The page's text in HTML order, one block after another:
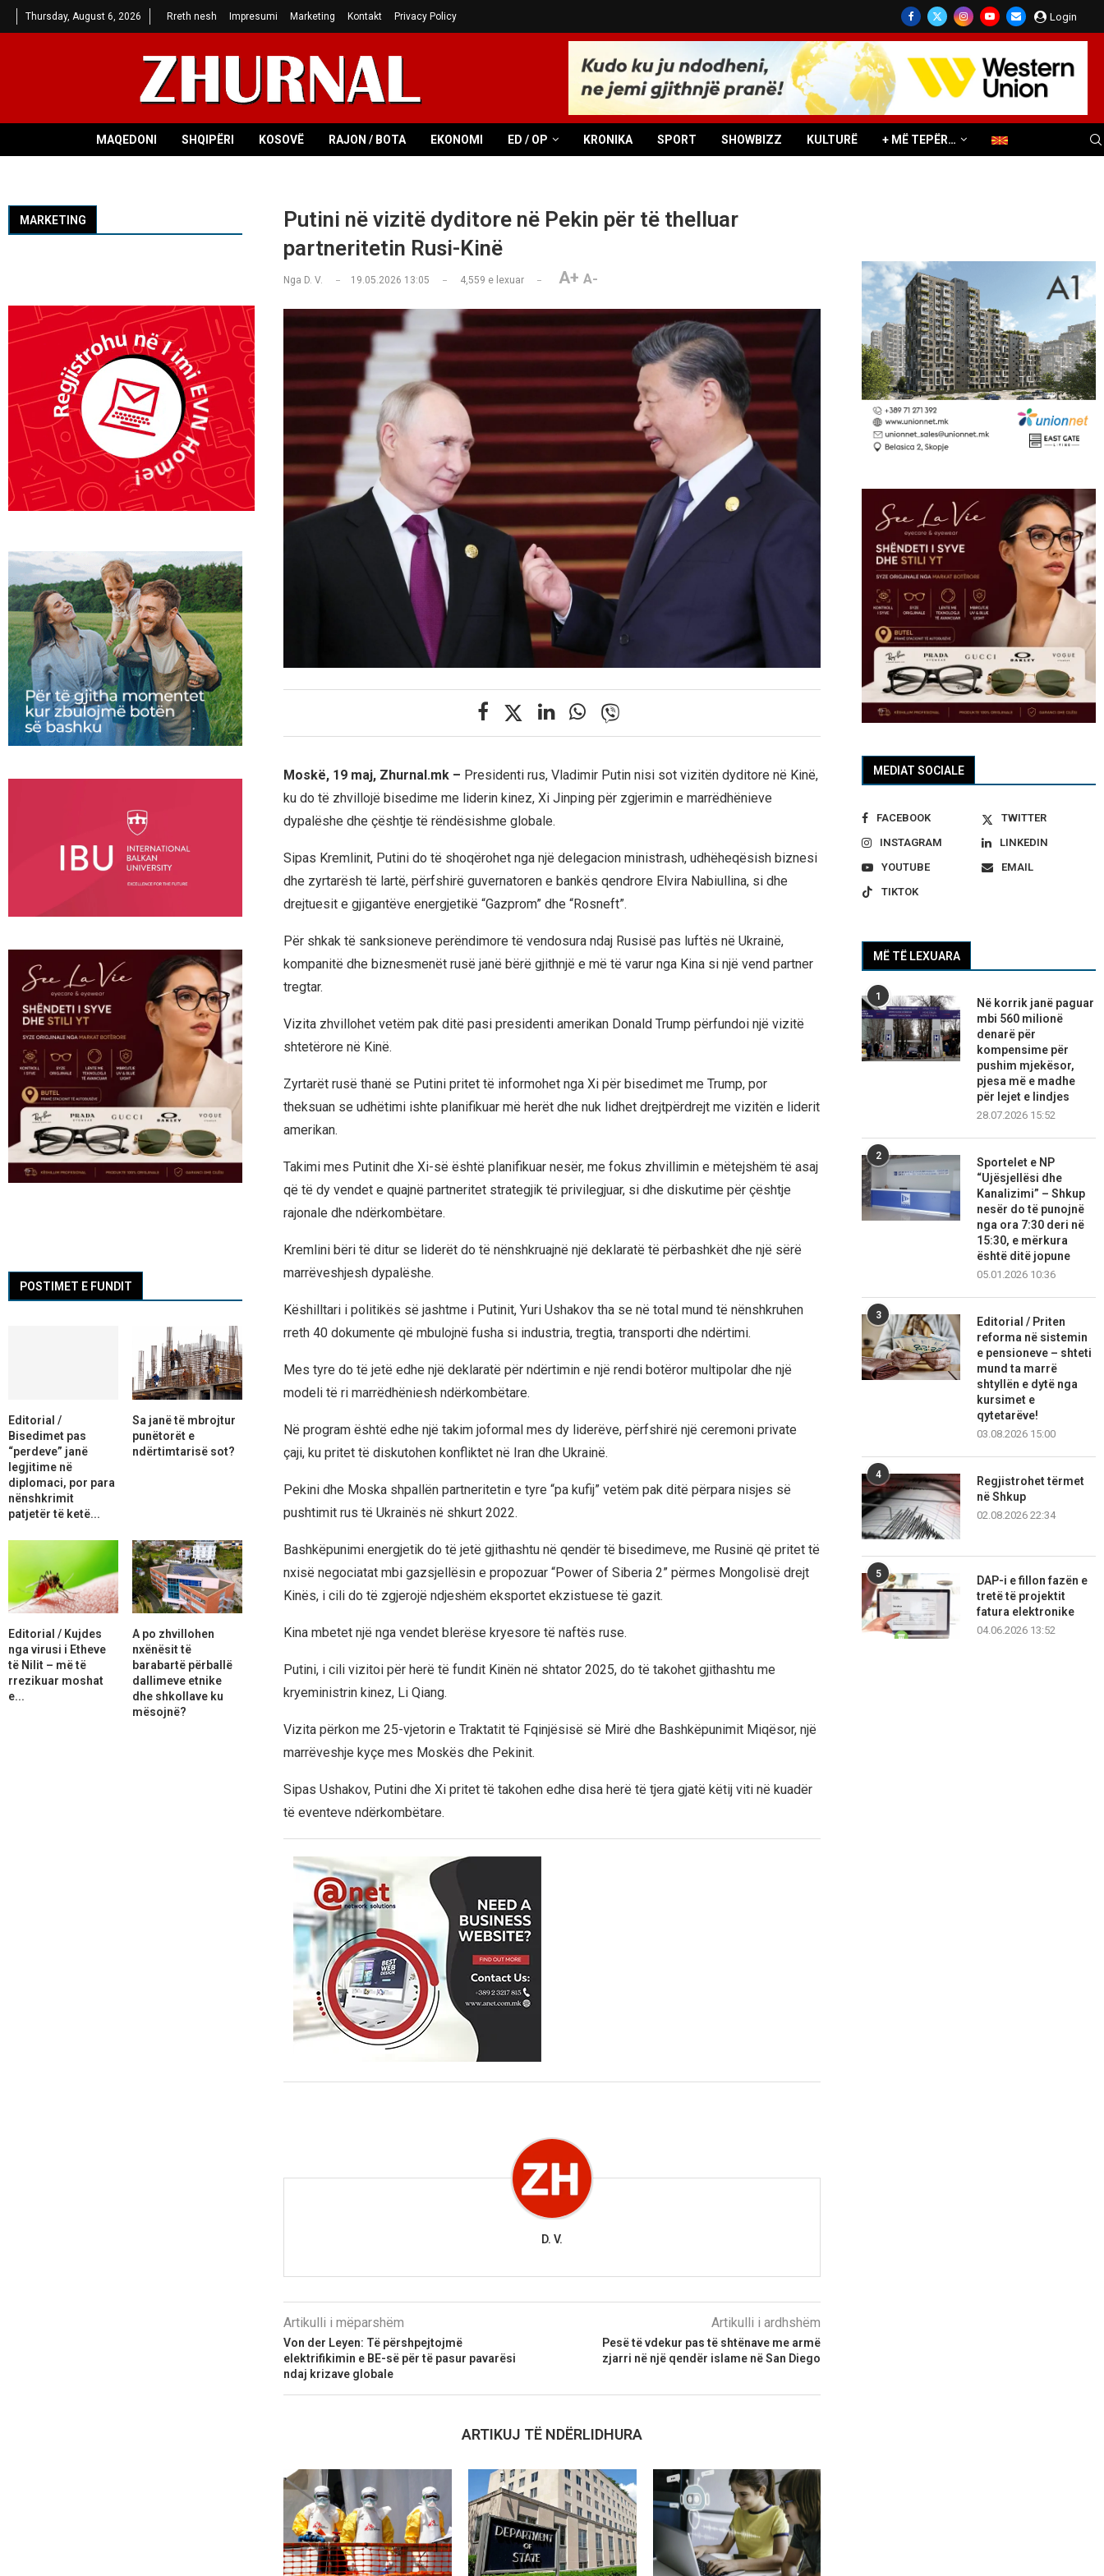
Thursday, August 6, 2026 Rreth nesh Impresumi Marketing Kontakt Privacy Policy Login
MAQEDONI SHQIPËRI KOSOVË RAJON / BOTA EKONOMI ED / OP KRONIKA SPORT SHOWBIZZ KULTURË + MË TEPËR…
Putini në vizitë dyditore në Pekin për të thelluar
partneritetin Rusi-Kinë
Nga D. V. 19.05.2026 13:05 4,559 e lexuar A+ A-
Moskë, 19 maj, Zhurnal.mk – Presidenti rus, Vladimir Putin nisi sot vizitën dyditore në Kinë,
ku do të zhvillojë bisedime me liderin kinez, Xi Jinping për zgjerimin e marrëdhënieve
dypalëshe dhe çështje të rëndësishme globale.
Sipas Kremlinit, Putini do të shoqërohet nga një delegacion ministrash, udhëheqësish biznesi
dhe zyrtarësh të lartë, përfshirë guvernatoren e bankës qendrore Elvira Nabiullina, si dhe
drejtuesit e gjigantëve energjetikë “Gazprom” dhe “Rosneft”.
Për shkak të sanksioneve perëndimore të vendosura ndaj Rusisë pas luftës në Ukrainë,
kompanitë dhe biznesmenët rusë janë bërë gjithnjë e më të varur nga Kina si një vend partner
tregtar.
Vizita zhvillohet vetëm pak ditë pasi presidenti amerikan Donald Trump përfundoi një vizitë
shtetërore në Kinë.
Zyrtarët rusë thanë se Putini pritet të informohet nga Xi për bisedimet me Trump, por
theksuan se udhëtimi ishte planifikuar më herët dhe nuk lidhet drejtpërdrejt me vizitën e liderit
amerikan.
Takimi mes Putinit dhe Xi-së është planifikuar nesër, me fokus zhvillimin e mëtejshëm të asaj
që të dy vendet e quajnë partneritet strategjik të privilegjuar, si dhe diskutime për çështje
rajonale dhe ndërkombëtare.
Kremlini bëri të ditur se liderët do të nënshkruajnë një deklaratë të përbashkët dhe një sërë
marrëveshjesh dypalëshe.
Këshilltari i politikës së jashtme i Putinit, Yuri Ushakov tha se në total mund të nënshkruhen
rreth 40 dokumente që mbulojnë fusha si industria, tregtia, transporti dhe ndërtimi.
Mes tyre do të jetë edhe një deklaratë për ndërtimin e një rendi botëror multipolar dhe një
modeli të ri marrëdhëniesh ndërkombëtare.
Në program është edhe një takim joformal mes dy liderëve, përfshirë një ceremoni private
çaji, ku pritet të diskutohen konfliktet në Iran dhe Ukrainë.
Pekini dhe Moska shpallën partneritetin e tyre “pa kufij” vetëm pak ditë përpara nisjes së
pushtimit rus të Ukrainës në shkurt 2022.
Bashkëpunimi energjetik do të jetë gjithashtu në qendër të bisedimeve, me Rusinë që pritet të
nxisë negociatat mbi gazsjellësin e propozuar “Power of Siberia 2” përmes Mongolisë drejt
Kinës, i cili do të zgjerojë ndjeshëm eksportet ekzistuese të gazit.
Kina mbetet një nga vendet blerëse kryesore të naftës ruse.
Putini, i cili vizitoi për herë të fundit Kinën në shtator 2025, do të takohet gjithashtu me
kryeministrin kinez, Li Qiang.
Vizita përkon me 25-vjetorin e Traktatit të Fqinjësisë së Mirë dhe Bashkëpunimit Miqësor, një
marrëveshje kyçe mes Moskës dhe Pekinit.
Sipas Ushakov, Putini dhe Xi pritet të takohen edhe disa herë të tjera gjatë këtij viti në kuadër
të eventeve ndërkombëtare.
D. V.
Artikulli i mëparshëm
Von der Leyen: Të përshpejtojmë
elektrifikimin e BE-së për të pasur pavarësi
ndaj krizave globale
Artikulli i ardhshëm
Pesë të vdekur pas të shtënave me armë
zjarri në një qendër islame në San Diego
ARTIKUJ TË NDËRLIDHURA
MEDIAT SOCIALE
FACEBOOK
TWITTER
INSTAGRAM
LINKEDIN
YOUTUBE
EMAIL
TIKTOK
MË TË LEXUARA
1
Në korrik janë paguar
mbi 560 milionë
denarë për
kompensime për
pushim mjekësor,
pjesa më e madhe
për lejet e lindjes
28.07.2026 15:52
2
Sportelet e NP
“Ujësjellësi dhe
Kanalizimi” – Shkup
nesër do të punojnë
nga ora 7:30 deri në
15:30, e mërkura
është ditë jopune
05.01.2026 10:36
3
Editorial / Priten
reforma në sistemin
e pensioneve – shteti
mund ta marrë
shtyllën e dytë nga
kursimet e
qytetarëve!
03.08.2026 15:00
4
Regjistrohet tërmet
në Shkup
02.08.2026 22:34
5
DAP-i e fillon fazën e
tretë të projektit
fatura elektronike
04.06.2026 13:52
MARKETING
POSTIMET E FUNDIT
Editorial /
Bisedimet pas
“perdeve” janë
legjitime në
diplomaci, por para
nënshkrimit
patjetër të ketë...
Sa janë të mbrojtur
punëtorët e
ndërtimtarisë sot?
Editorial / Kujdes
nga virusi i Etheve
të Nilit – më të
rrezikuar moshat
e...
A po zhvillohen
nxënësit të
barabartë përballë
dallimeve etnike
dhe shkollave ku
mësojnë?